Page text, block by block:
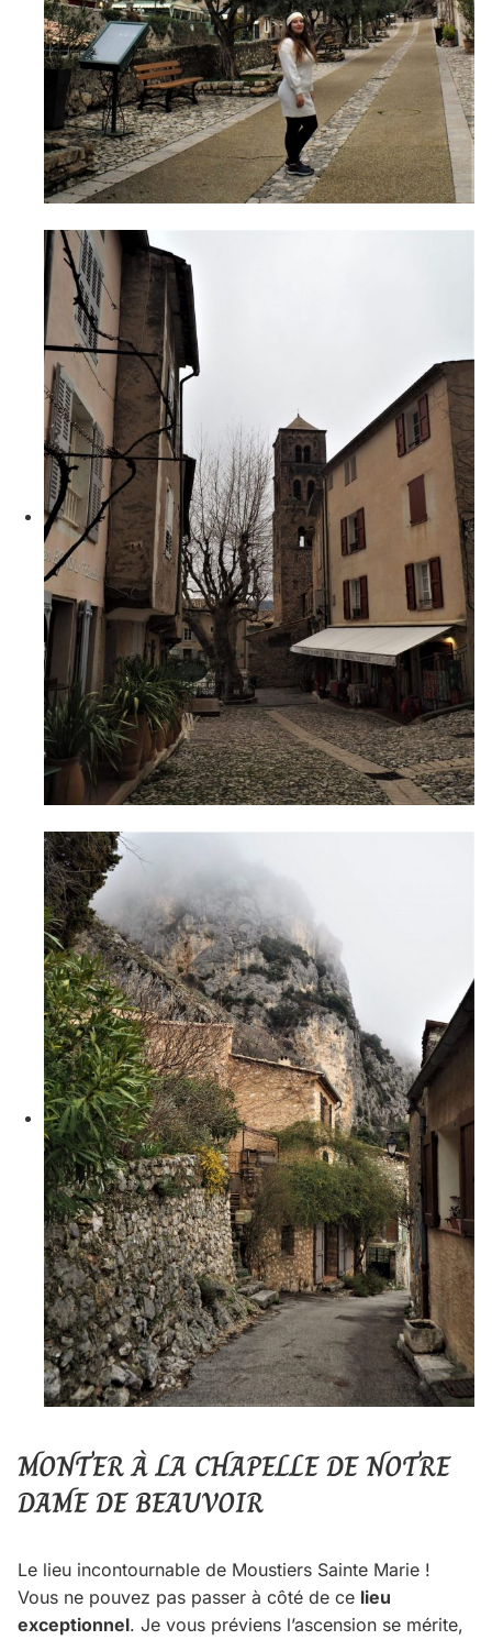
MONTER À LA CHAPELLE DE NOTRE
DAME DE BEAUVOIR
Le lieu incontournable de Moustiers Sainte Marie !
Vous ne pouvez pas passer à côté de ce lieu
exceptionnel. Je vous préviens l’ascension se mérite,